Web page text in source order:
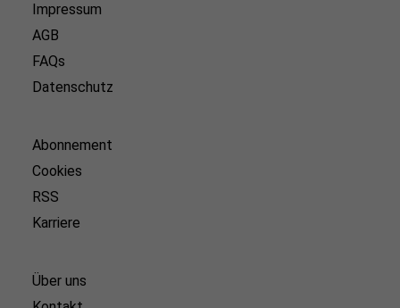
Impressum
AGB
FAQs
Datenschutz
Abonnement
Cookies
RSS
Karriere
Über uns